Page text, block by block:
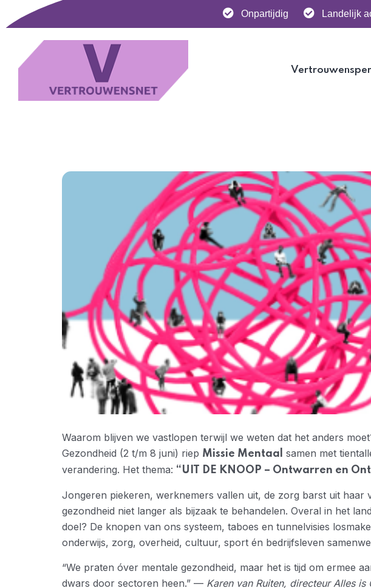
Onpartijdig Landelijk
Waarom blijven we vastlopen terwijl we weten dat het anders
Gezondheid (2 t/m 8 juni) riep Missie Mentaal
samen met
verandering. Het thema: “UIT DE KNOOP – Ontwarren en
Jongeren piekeren, werknemers vallen uit, de zorg barst uit haar
gezondheid niet langer als bijzaak te behandelen. Overal in het
doel? De knopen van ons systeem, taboes en tunnelvisies
onderwijs, zorg, overheid, cultuur, sport én bedrijfsleven
“We praten óver mentale gezondheid, maar het is tijd om ermee
dwars door sectoren heen.” — Karen van Ruiten, directeur Alles is